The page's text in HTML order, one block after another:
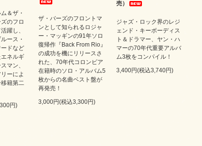
＆ザ・
のフロ
躍し、
ース・
ドなど
ネルギ
マン、
ーによ
籍第二
円)
ザ・バーズのフロントマ
ンとして知られるロジャ
ー・マッギンの91年ソロ
復帰作『Back From Rio』
の成功を機にリリースさ
れた、70年代コロンビア
在籍時のソロ・アルバム5
枚からの名曲ベスト盤が
再発売！
3,000円(税込3,300円)
売）
ジャズ・ロック界のレジ
ェンド・キーボーディス
ト＆ドラマー、ヤン・ハ
マーの70年代重要アルバ
ム3枚をコンパイル！
3,400円(税込3,740円)